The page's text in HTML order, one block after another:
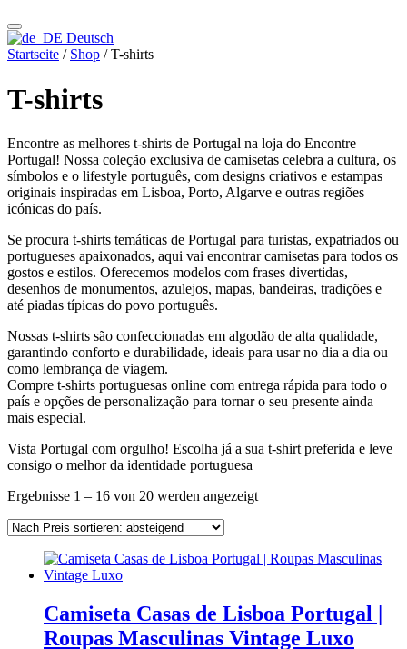
Deutsch
Startseite / Shop / T-shirts
T-shirts
Encontre as melhores t-shirts de Portugal na loja do Encontre
Portugal! Nossa coleção exclusiva de camisetas celebra a cultura, os
símbolos e o lifestyle português, com designs criativos e estampas
originais inspiradas em Lisboa, Porto, Algarve e outras regiões
icónicas do país.
Se procura t-shirts temáticas de Portugal para turistas, expatriados ou
portugueses apaixonados, aqui vai encontrar camisetas para todos os
gostos e estilos. Oferecemos modelos com frases divertidas,
desenhos de monumentos, azulejos, mapas, bandeiras, tradições e
até piadas típicas do povo português.
Nossas t-shirts são confeccionadas em algodão de alta qualidade,
garantindo conforto e durabilidade, ideais para usar no dia a dia ou
como lembrança de viagem.
Compre t-shirts portuguesas online com entrega rápida para todo o
país e opções de personalização para tornar o seu presente ainda
mais especial.
Vista Portugal com orgulho! Escolha já a sua t-shirt preferida e leve
consigo o melhor da identidade portuguesa
Ergebnisse 1 – 16 von 20 werden angezeigtNach
Camiseta Casas de Lisboa Portugal |
Roupas Masculinas Vintage Luxo